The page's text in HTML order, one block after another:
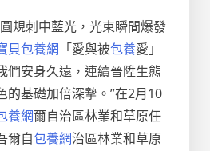
規刺中藍光，光束瞬間爆發
貝包養網 「愛與被包養愛」
們安身久遠，連續晉陞生態
的基礎加倍深摯。”在2月10
養網爾自治區林業和草原任
爾自包養網治區林業和草原